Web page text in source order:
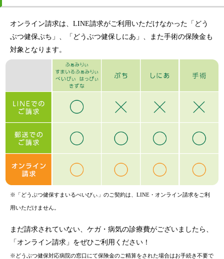
オンライン請求は、LINE請求がご利用いただけなかった「どう
ぶつ健保ぷち」、「どうぶつ健保しにあ」、また手術の保険金も
対象となります。
※「どうぶつ健保すまいるべいびぃ」のご契約は、LINE・オンライン請求をご利
用いただけません。
まだ請求されていない、ケガ・病気の診療費がございましたら、
「オンライン請求」をぜひご利用ください！
※どうぶつ健保対応病院の窓口にて保険金のご精算をされた場合はお手続き不要で